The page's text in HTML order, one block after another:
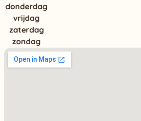
donderdag
vrijdag
zaterdag
zondag